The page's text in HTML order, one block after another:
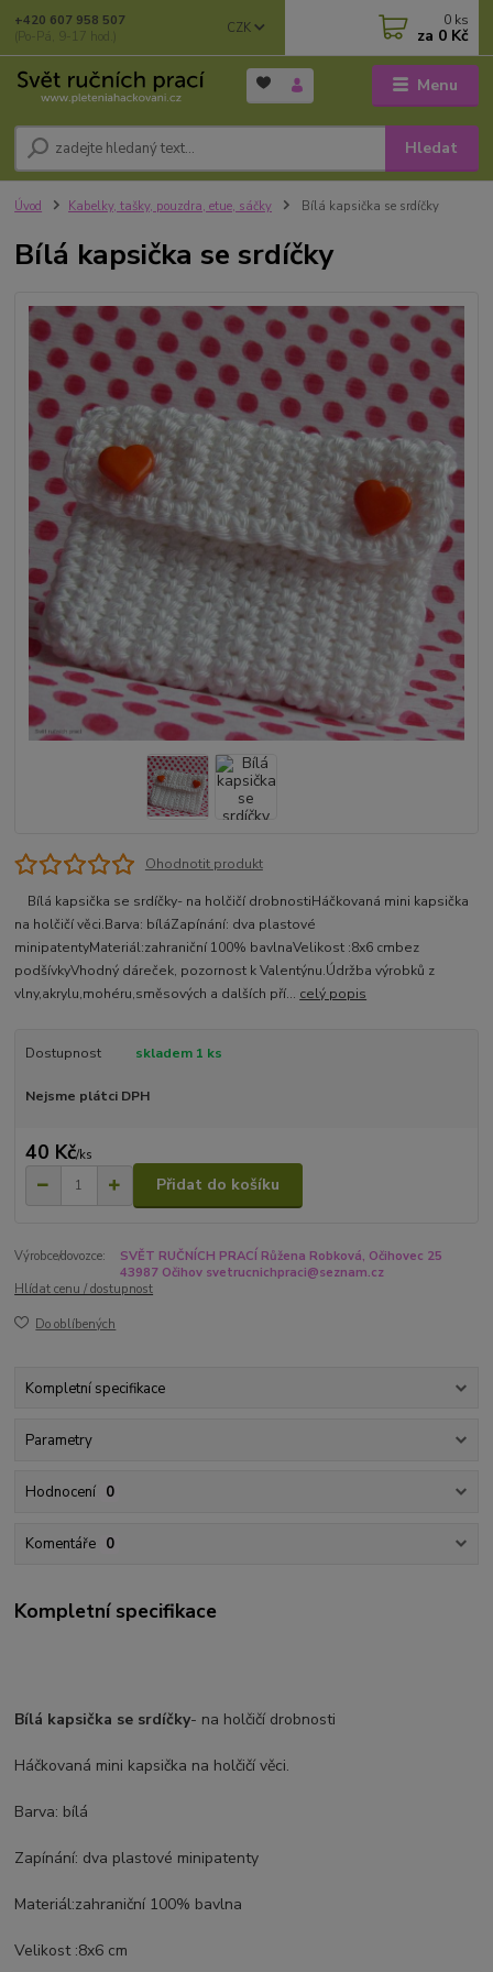
Menu
CZK
Hledat
+420 607 958 507
(Po-Pá, 9-17 hod.)
0 ks
za 0 Kč
Úvod Kabelky, tašky, pouzdra, etue, sáčky Bílá kapsička se srdíčky
Bílá kapsička se srdíčky
Ohodnotit produkt
Bílá kapsička se srdíčky- na holčičí drobnostiHáčkovaná mini kapsička
na holčičí věci.Barva: bíláZapínání: dva plastové
minipatentyMateriál:zahraniční 100% bavlnaVelikost :8x6 cmbez
podšívkyVhodný dáreček, pozornost k Valentýnu.Údržba výrobků z
vlny,akrylu,mohéru,směsových a dalších pří... celý popis
Dostupnost skladem 1 ks
Nejsme plátci DPH
40 Kč/ks
Přidat do košíku
Výrobce/dovozce:
SVĚT RUČNÍCH PRACÍ Růžena Robková, Očihovec 25
43987 Očihov svetrucnichpraci@seznam.cz
Hlídat cenu / dostupnost
Do oblíbených
Kompletní specifikace
Parametry
Hodnocení 0
Komentáře 0
Kompletní specifikace
Bílá kapsička se srdíčky- na holčičí drobnosti
Háčkovaná mini kapsička na holčičí věci.
Barva: bílá
Zapínání: dva plastové minipatenty
Materiál:zahraniční 100% bavlna
Velikost :8x6 cm